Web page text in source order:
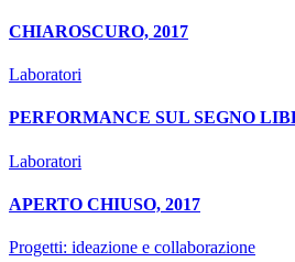
CHIAROSCURO, 2017
Laboratori
PERFORMANCE SUL SEGNO
Laboratori
APERTO CHIUSO, 2017
Progetti: ideazione e collaborazione